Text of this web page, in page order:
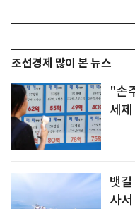
조선경제 많이 본 뉴스
"손
세
뱃
사